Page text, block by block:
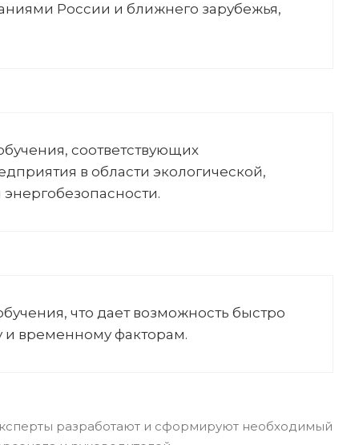
России и ближнего зарубежья,
соответствующих
в области экологической,
что дает возможность быстро
и временному факторам.
разработают и сформируют необходимый